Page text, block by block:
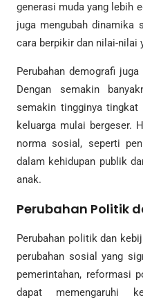
generasi muda yang lebih
juga mengubah dinamika
cara berpikir dan nilai-nilai
Perubahan demografi
Dengan semakin
semakin tingginya tingkat
keluarga mulai bergeser.
norma sosial, seperti
dalam kehidupan publik
anak.
Perubahan Politik
Perubahan politik dan
perubahan sosial yang
pemerintahan, reformasi
dapat memengaruhi